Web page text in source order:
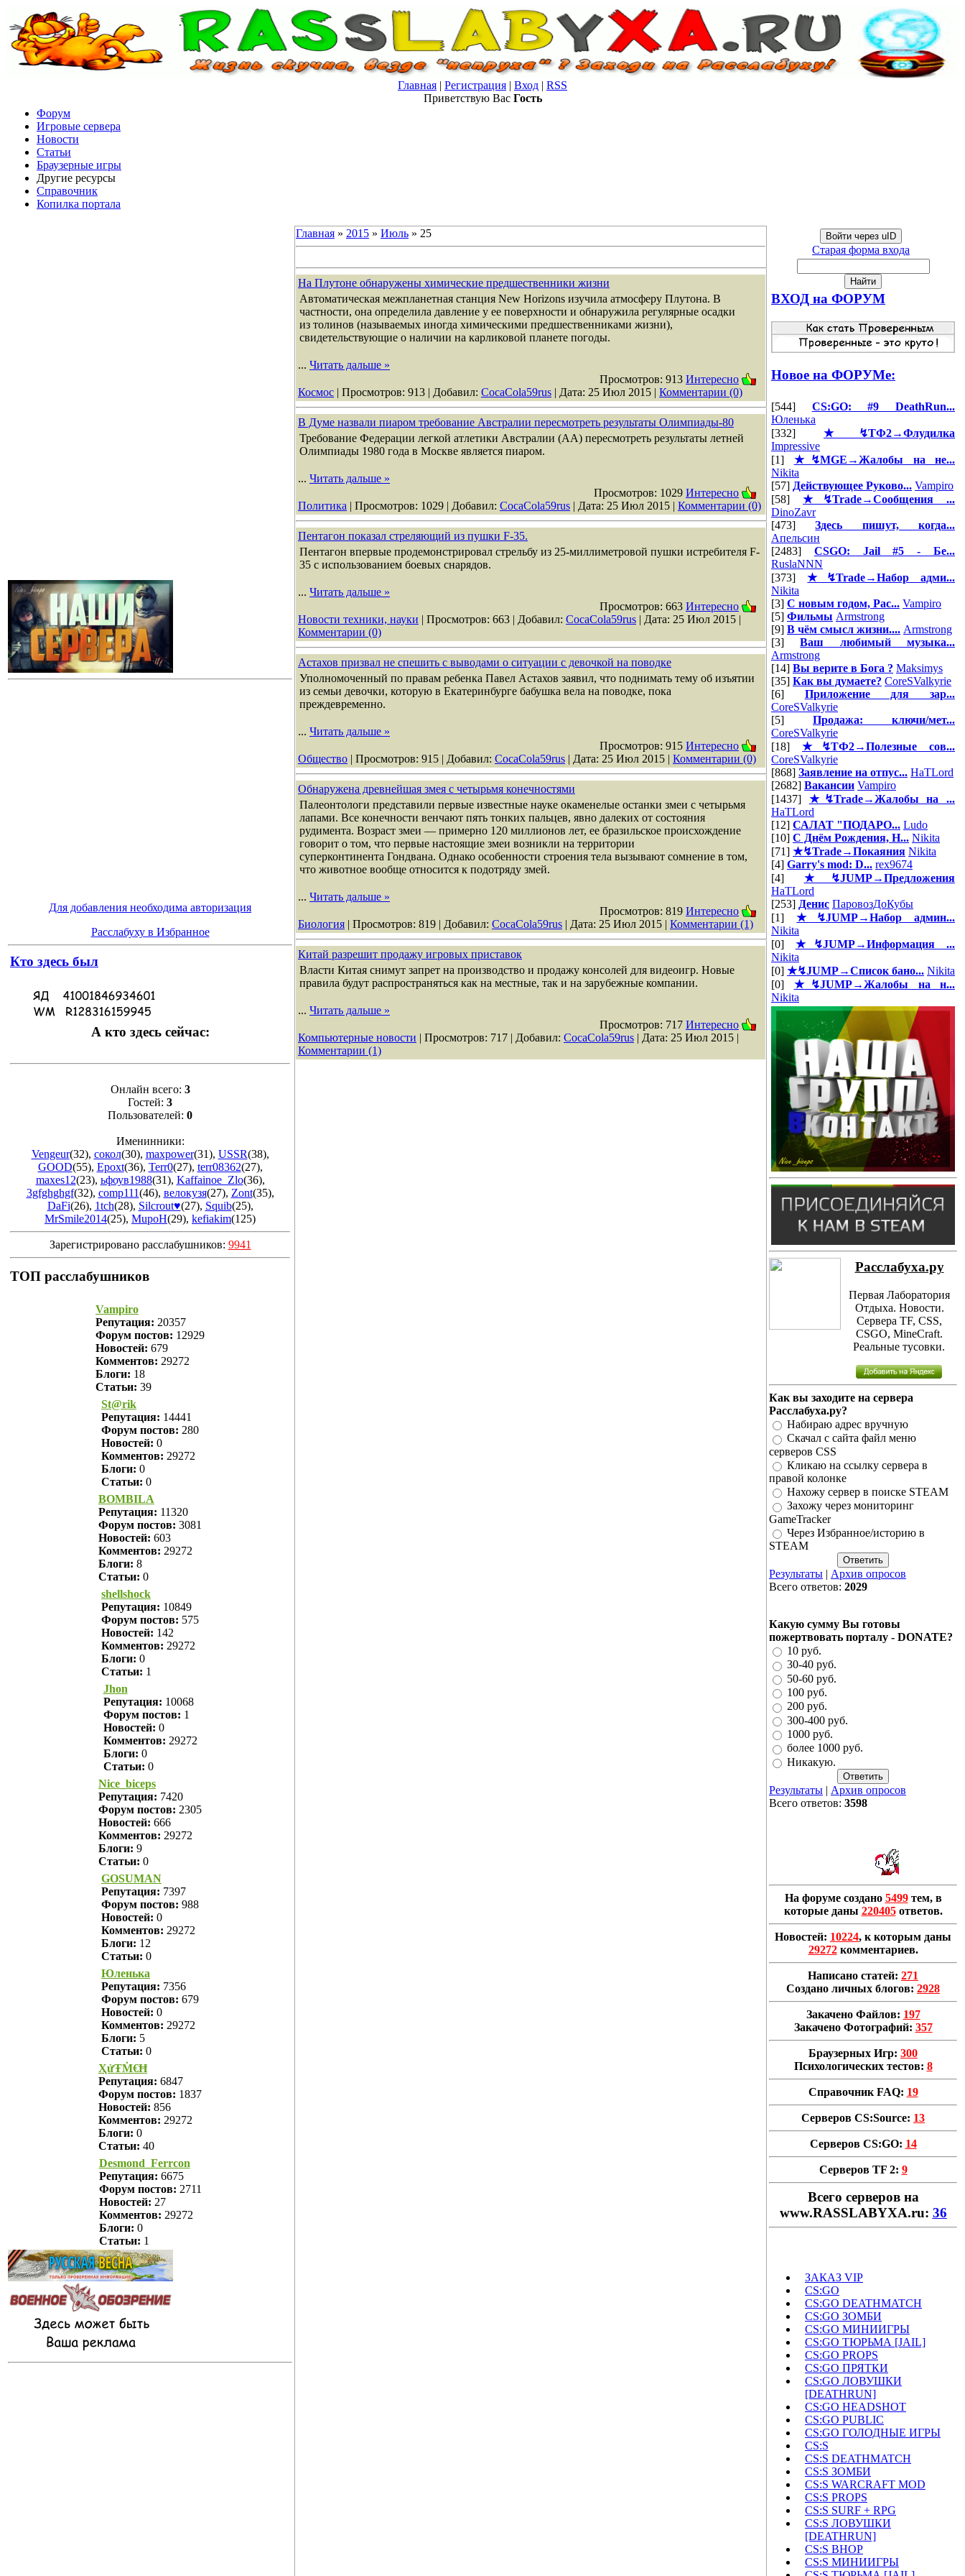
Главная | Регистрация | Вход | RSS
Приветствую Вас Гость
Форум
Игровые сервера
Новости
Статьи
Браузерные игры
Другие ресурсы
Справочник
Копилка портала
Для добавления необходима авторизация
Расслабуху в Избранное
Кто здесь был
А кто здесь сейчас:
Онлайн всего: 3
Гостей: 3
Пользователей: 0
Именинники:
Vengeur(32), сокол(30), maxpower(31), USSR(38),
GOOD(55), Epoxt(36), Terr0(27), terr08362(27),
maxes12(23), ьфоув1988(31), Kaffainoe_Zlo(36),
3gfghghgf(32), comp111(46), велокузя(27), Zont(35),
DaFi(26), 1tch(28), Silcrout♥(27), Squib(25),
MrSmile2014(25), MupoH(29), kefiakim(125)
Зарегистрировано расслабушников: 9941
ТОП расслабушников
Vampiro
Репутация: 20357
Форум постов: 12929
Новостей: 679
Комментов: 29272
Блоги: 18
Статьи: 39
St@rik
Репутация: 14441
Форум постов: 280
Новостей: 0
Комментов: 29272
Блоги: 0
Статьи: 0
BOMBILA
Репутация: 11320
Форум постов: 3081
Новостей: 603
Комментов: 29272
Блоги: 8
Статьи: 0
shellshock
Репутация: 10849
Форум постов: 575
Новостей: 142
Комментов: 29272
Блоги: 0
Статьи: 1
Jhon
Репутация: 10068
Форум постов: 1
Новостей: 0
Комментов: 29272
Блоги: 0
Статьи: 0
Nice_biceps
Репутация: 7420
Форум постов: 2305
Новостей: 666
Комментов: 29272
Блоги: 9
Статьи: 0
GOSUMAN
Репутация: 7397
Форум постов: 988
Новостей: 0
Комментов: 29272
Блоги: 12
Статьи: 0
Юленька
Репутация: 7356
Форум постов: 679
Новостей: 0
Комментов: 29272
Блоги: 5
Статьи: 0
ҲửŦṀ€Ħ
Репутация: 6847
Форум постов: 1837
Новостей: 856
Комментов: 29272
Блоги: 0
Статьи: 40
Desmond_Ferrcon
Репутация: 6675
Форум постов: 2711
Новостей: 27
Комментов: 29272
Блоги: 0
Статьи: 1
Главная » 2015 » Июль » 25
На Плутоне обнаружены химические предшественники жизни
Автоматическая межпланетная станция New Horizons изучила атмосферу Плутона. В
частности, она определила давление у ее поверхности и обнаружила регулярные осадки
из толинов (называемых иногда химическими предшественниками жизни),
свидетельствующие о наличии на карликовой планете погоды.
... Читать дальше »
Просмотров: 913 Интересно
Космос | Просмотров: 913 | Добавил: СocaСola59rus | Дата: 25 Июл 2015 | Комментарии (0)
В Думе назвали пиаром требование Австралии пересмотреть результаты Олимпиады-80
Требование Федерации легкой атлетики Австралии (АА) пересмотреть результаты летней
Олимпиады 1980 года в Москве является пиаром.
... Читать дальше »
Просмотров: 1029 Интересно
Политика | Просмотров: 1029 | Добавил: СocaСola59rus | Дата: 25 Июл 2015 | Комментарии (0)
Пентагон показал стреляющий из пушки F-35.
Пентагон впервые продемонстрировал стрельбу из 25-миллиметровой пушки истребителя F-
35 с использованием боевых снарядов.
... Читать дальше »
Просмотров: 663 Интересно
Новости техники, науки | Просмотров: 663 | Добавил: СocaСola59rus | Дата: 25 Июл 2015 |
Комментарии (0)
Астахов призвал не спешить с выводами о ситуации с девочкой на поводке
Уполномоченный по правам ребенка Павел Астахов заявил, что поднимать тему об изъятии
из семьи девочки, которую в Екатеринбурге бабушка вела на поводке, пока
преждевременно.
... Читать дальше »
Просмотров: 915 Интересно
Общество | Просмотров: 915 | Добавил: СocaСola59rus | Дата: 25 Июл 2015 | Комментарии (0)
Обнаружена древнейшая змея с четырьмя конечностями
Палеонтологи представили первые известные науке окаменелые останки змеи с четырьмя
лапами. Все конечности венчают пять тонких пальцев, явно далеких от состояния
рудимента. Возраст змеи — примерно 120 миллионов лет, ее бразильское происхождение
говорит о том, что первые настоящие змеи возникли на территории
суперконтинента Гондвана. Однако особенности строения тела вызывают сомнение в том,
что животное вообще относится к подотряду змей.
... Читать дальше »
Просмотров: 819 Интересно
Биология | Просмотров: 819 | Добавил: СocaСola59rus | Дата: 25 Июл 2015 | Комментарии (1)
Китай разрешит продажу игровых приставок
Власти Китая снимут запрет на производство и продажу консолей для видеоигр. Новые
правила будут распространяться как на местные, так и на зарубежные компании.
... Читать дальше »
Просмотров: 717 Интересно
Компьютерные новости | Просмотров: 717 | Добавил: СocaСola59rus | Дата: 25 Июл 2015 |
Комментарии (1)
Войти через uID
Старая форма входа
ВХОД на ФОРУМ
Новое на ФОРУМе:
[544] CS:GO: #9 DeathRun...
Юленька
[332] ★↯ТФ2→Флудилка
Impressive
[1] ★↯MGE→Жалобы на не...
Nikita
[57] Действующее Руково... Vampiro
[58] ★↯Trade→Сообщения ...
DinoZavr
[473]Здесь пишут, когда...
Апельсин
[2483] CSGO: Jail #5 - Бе...
RuslaNNN
[373]★↯Trade→Набор адми...
Nikita
[3] С новым годом, Рас... Vampiro
[5] Фильмы Armstrong
[9] В чём смысл жизни.... Armstrong
[3]Ваш любимый музыка...
Armstrong
[14] Вы верите в Бога ? Maksimys
[35] Как вы думаете? CoreSValkyrie
[6] Приложение для зар...
CoreSValkyrie
[5] Продажа: ключи/мет...
CoreSValkyrie
[18] ★↯ТФ2→Полезные сов...
CoreSValkyrie
[868] Заявление на отпус... HaTLord
[2682] Вакансии Vampiro
[1437] ★↯Trade→Жалобы на ...
HaTLord
[12] САЛАТ "ПОДАРО... Ludo
[10] С Днём Рождения, Н... Nikita
[71] ★↯Trade→Покаяния Nikita
[4] Garry's mod: D... rex9674
[4] ★↯JUMP→Предложения
HaTLord
[253] Денис ПаровозДоКубы
[1]★↯JUMP→Набор админ...
Nikita
[0] ★↯JUMP→Информация ...
Nikita
[0] ★↯JUMP→Список бано... Nikita
[0] ★↯JUMP→Жалобы на н...
Nikita
Расслабуха.ру
Первая Лаборатория
Отдыха. Новости.
Сервера TF, CSS,
CSGO, MineCraft.
Реальные тусовки.
Как вы заходите на сервера
Расслабуха.ру?
Набираю адрес вручную
Скачал с сайта файл меню
серверов CSS
Кликаю на ссылку сервера в
правой колонке
Нахожу сервер в поиске STEAM
Захожу через мониторинг
GameTracker
Через Избранное/историю в
STEAM
Результаты | Архив опросов
Всего ответов: 2029
Какую сумму Вы готовы
пожертвовать порталу - DONATE?
10 руб.
30-40 руб.
50-60 руб.
100 руб.
200 руб.
300-400 руб.
1000 руб.
более 1000 руб.
Никакую.
Результаты | Архив опросов
Всего ответов: 3598
На форуме создано 5499тем, в
которые даны 220405ответов.
Новостей: 10224, к которым даны
29272комментариев.
Написано статей: 271
Создано личных блогов: 2928
Закачено Файлов: 197
Закачено Фотографий: 357
Браузерных Игр: 300
Психологических тестов: 8
Справочник FAQ: 19
Серверов CS:Source: 13
Серверов CS:GO: 14
Серверов TF 2: 9
Всего cерверов на
www.RASSLABYXA.ru: 36
ЗАКАЗ VIP
CS:GO
CS:GO DEATHMATCH
CS:GO ЗОМБИ
CS:GO МИНИИГРЫ
CS:GO ТЮРЬМА [JAIL]
CS:GO PROPS
CS:GO ПРЯТКИ
CS:GO ЛОВУШКИ
[DEATHRUN]
CS:GO HEADSHOT
CS:GO PUBLIC
CS:GO ГОЛОДНЫЕ ИГРЫ
CS:S
CS:S DEATHMATCH
CS:S ЗОМБИ
CS:S WARCRAFT MOD
CS:S PROPS
CS:S SURF + RPG
CS:S ЛОВУШКИ
[DEATHRUN]
CS:S BHOP
CS:S МИНИИГРЫ